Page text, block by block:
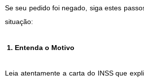
Se seu pedido foi negado, siga estes
situação:
1. Entenda o Motivo
Leia atentamente a carta do INSS que